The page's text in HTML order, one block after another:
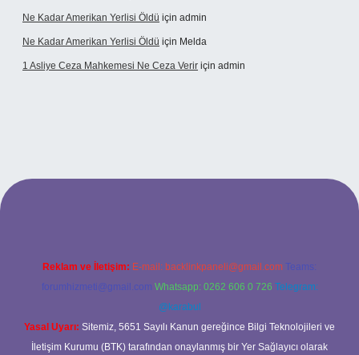
Ne Kadar Amerikan Yerlisi Öldü için admin
Ne Kadar Amerikan Yerlisi Öldü için Melda
1 Asliye Ceza Mahkemesi Ne Ceza Verir için admin
Reklam ve İletişim: E-mail: backlinkpaneli@gmail.com Teams:
forumhizmeti@gmail.com Whatsapp: 0262 606 0 726 Telegram:
@karabul
Yasal Uyarı: Sitemiz, 5651 Sayılı Kanun gereğince Bilgi Teknolojileri ve
İletişim Kurumu (BTK) tarafından onaylanmış bir Yer Sağlayıcı olarak